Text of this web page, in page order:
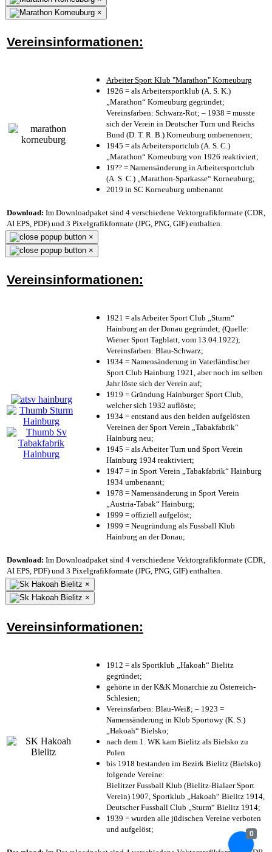
0
×
Vereinsinformationen:
Arbeiter Sport Klub "Marathon" Korneuburg
1926 = als Arbeitersportklub (A. S. K.)
„Marathon“ Korneuburg gegründet;
Vereinsfarben: Schwarz-Rot; – 1938 = musste
sich der Verein in Deutscher Turn und Reichs
Bund (D. T. R. B.) Korneuburg umbenennen;
1945 = als Arbeitersportclub (A. S. C.)
„Marathon“ Korneuburg von 1926 reaktiviert;
19?? = Namensänderung in Arbeitersportclub
(A. S. C.) „Marathon-Sparkasse“ Korneuburg;
2019 in SC Korneuburg umbenannt
Download: Im Downloadpaket sind 4 verschiedene Vektorgrafikformate (CDR,
AI EPS, PDF) und 3 Pixelgrafikformate (JPG, PNG, GIF) enthalten.
×
×
Vereinsinformationen:
1921 = als Arbeiter Sport Club „Sturm“
Hainburg an der Donau gegründet; (Quelle:
Wiener Sport Tagblatt, vom 13.04.1922);
Vereinsfarben: Blau-Schwarz;
1934 = Namensänderung in Vaterländischer
Sport Club Hainburg 1921, aber noch im selben
Jahr löste sich der Verein auf;
1919 = Gründung Hainburger Sport Club,
welcher sich 1932 auflöste;
1934 = entstand aus den beiden aufgelösten
Vereinen der Sport Verein „Tabakfabrik“
Hainburg neu;
1945 = als Arbeiter Turn und Sport Verein
Hainburg 1934 reaktiviert;
1947 = in Sport Verein „Tabakfabrik“ Hainburg
1934 umbenannt;
1978 = Namensänderung in Sport Verein
„Austria-Tabak“ Hainburg;
1999 = offiziell aufgelöst;
1999 = Neugründung als Fussball Klub
Hainburg an der Donau;
Download: Im Downloadpaket sind 4 verschiedene Vektorgrafikformate (CDR,
AI EPS, PDF) und 3 Pixelgrafikformate (JPG, PNG, GIF) enthalten.
×
×
Vereinsinformationen:
1912 = als Sportklub „Hakoah“ Bielitz
gegründet;
gehörte in der K&K Monarchie zu Österreich-
Schlesien;
Vereinsfarben: Blau-Weiß; – 1923 =
Namensänderung in Klub Sportowy (K. S.)
„Hakoah“ Bielsko;
nach dem 1. WK kam Bielitz als Bielsko zu
Polen
bis 1918 bestanden im Bezirk Bielitz (Bielsko)
folgende Vereine:
Bielitzer Fussball Klub (Bielitz-Bialaer Sport
Verein) 1907, Sportklub „Hakoah“ Bielitz 1914,
Deutscher Fussball Club „Sturm“ Bielitz 1914;
1939 = wurden alle jüdischen Vereine verboten
und aufgelöst;